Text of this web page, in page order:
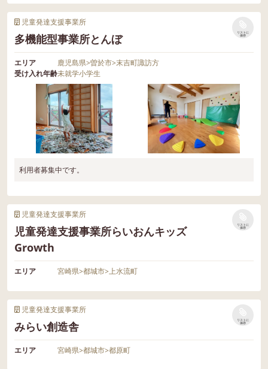
児童発達支援事業所
多機能型事業所とんぼ
リストに
保存
エリア 鹿児島県>曽於市>末吉町諏訪方
受け入れ年齢未就学小学生
利用者募集中です。
児童発達支援事業所
児童発達支援事業所らいおんキッズ
Growth
リストに
保存
エリア 宮崎県>都城市>上水流町
児童発達支援事業所
みらい創造舎
リストに
保存
エリア 宮崎県>都城市>都原町